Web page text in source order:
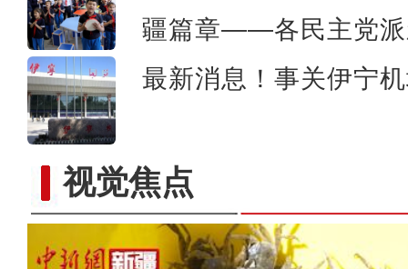
疆篇章——各民主党派
最新消息！事关伊宁
视觉焦点实拍新疆南部“稻蟹共生”